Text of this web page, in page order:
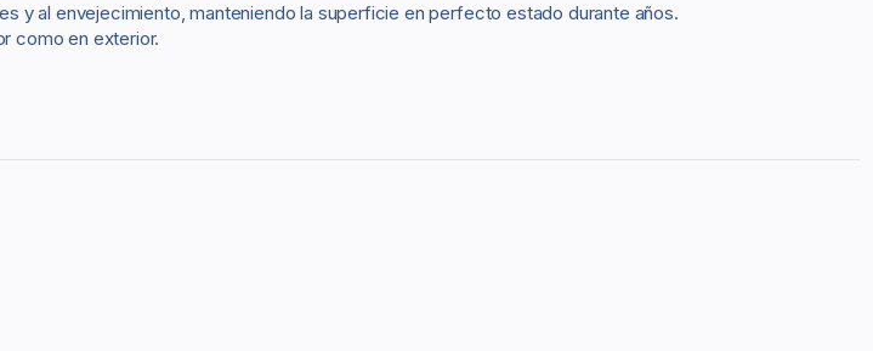
y al envejecimiento, manteniendo la superficie en perfecto estado durante años.
como en exterior.